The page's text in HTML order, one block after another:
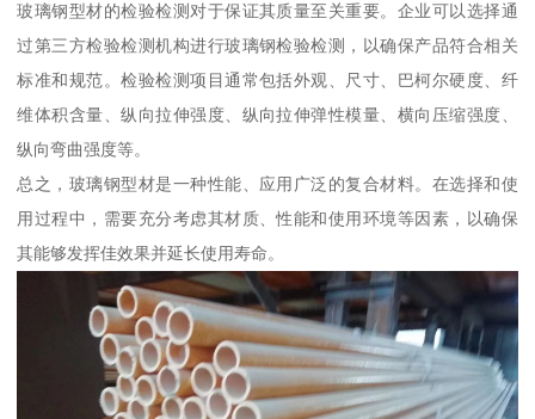
玻璃钢型材的检验检测对于保证其质量至关重要。企业可以选择通
过第三方检验检测机构进行玻璃钢检验检测，以确保产品符合相关
标准和规范。检验检测项目通常包括外观、尺寸、巴柯尔硬度、纤
维体积含量、纵向拉伸强度、纵向拉伸弹性模量、横向压缩强度、
纵向弯曲强度等。
总之，玻璃钢型材是一种性能、应用广泛的复合材料。在选择和使
用过程中，需要充分考虑其材质、性能和使用环境等因素，以确保
其能够发挥佳效果并延长使用寿命。